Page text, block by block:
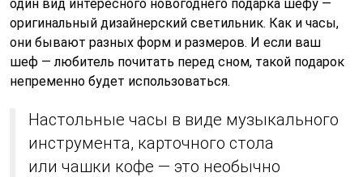
один вид интересного новогоднего подарка шефу —
оригинальный дизайнерский светильник. Как и часы,
они бывают разных форм и размеров. И если ваш
шеф — любитель почитать перед сном, такой подарок
непременно будет использоваться.
Настольные часы в виде музыкального
инструмента, карточного стола
или чашки кофе — это необычно